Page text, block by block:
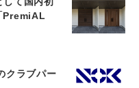
PremiAL
クラブパー